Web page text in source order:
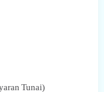
Tunai)